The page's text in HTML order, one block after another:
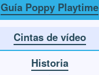
Guía Poppy Playtime
Cintas de vídeo
Historia